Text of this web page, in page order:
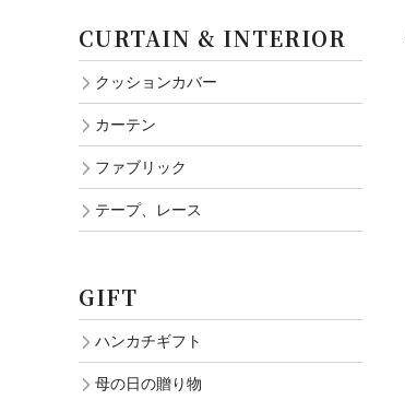
CURTAIN & INTERIOR
クッションカバー
カーテン
ファブリック
テープ、レース
GIFT
ハンカチギフト
母の日の贈り物